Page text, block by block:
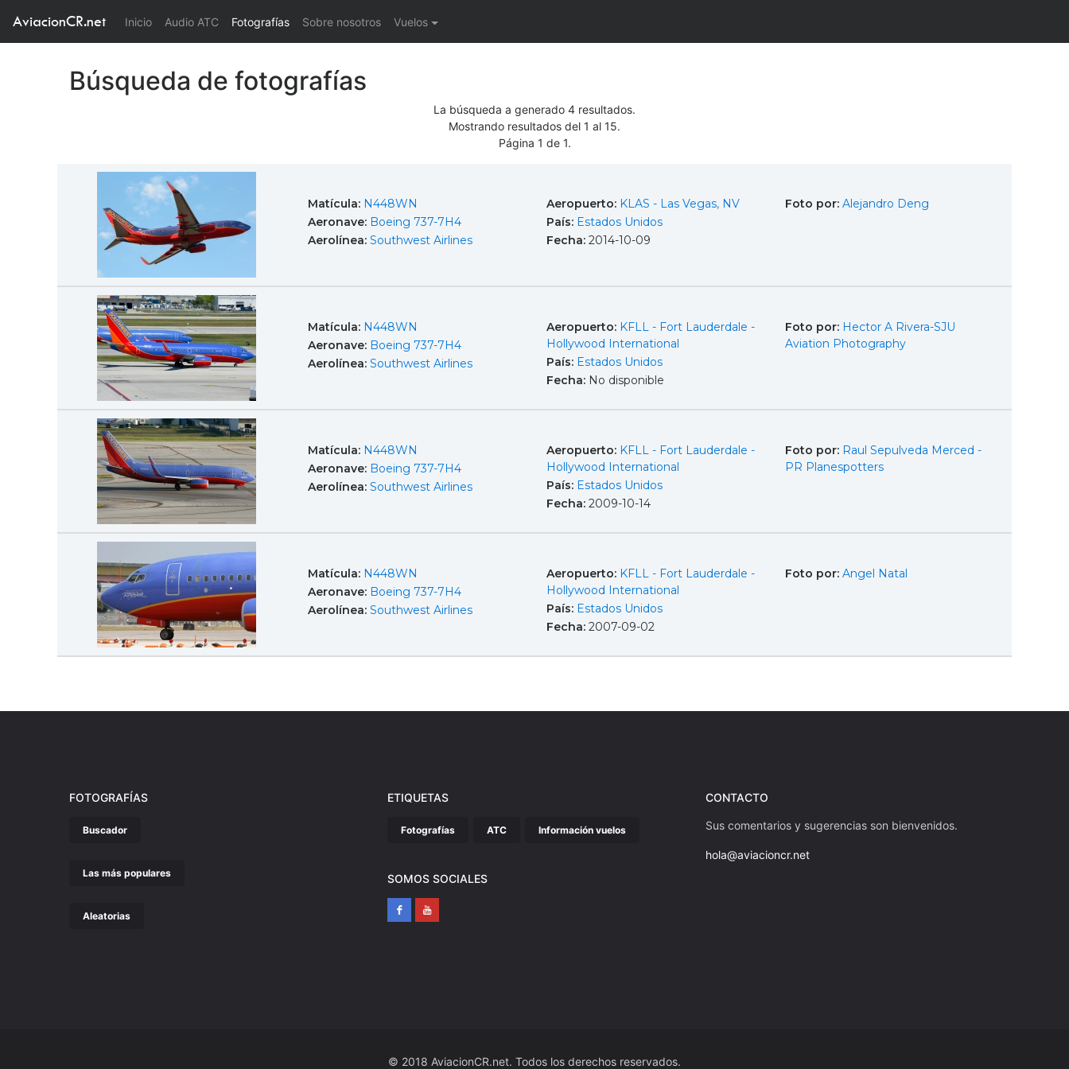
AviacionCR.net Inicio(current)
Audio ATC Fotografías Sobre nosotros Vuelos
Búsqueda de fotografías
La búsqueda a generado 4 resultados.
Mostrando resultados del 1 al 15.
Página 1 de 1.
Matícula: N448WN
Aeronave: Boeing 737-7H4
Aerolínea: Southwest Airlines
Aeropuerto: KLAS - Las Vegas, NV
País: Estados Unidos
Fecha: 2014-10-09
Foto por: Alejandro Deng
Matícula: N448WN
Aeronave: Boeing 737-7H4
Aerolínea: Southwest Airlines
Aeropuerto: KFLL - Fort Lauderdale -
Hollywood International
País: Estados Unidos
Fecha: No disponible
Foto por: Hector A Rivera-SJU
Aviation Photography
Matícula: N448WN
Aeronave: Boeing 737-7H4
Aerolínea: Southwest Airlines
Aeropuerto: KFLL - Fort Lauderdale -
Hollywood International
País: Estados Unidos
Fecha: 2009-10-14
Foto por: Raul Sepulveda Merced -
PR Planespotters
Matícula: N448WN
Aeronave: Boeing 737-7H4
Aerolínea: Southwest Airlines
Aeropuerto: KFLL - Fort Lauderdale -
Hollywood International
País: Estados Unidos
Fecha: 2007-09-02
Foto por: Angel Natal
FOTOGRAFÍAS
Buscador
Las más populares
Aleatorias
ETIQUETAS
Fotografías ATC Información vuelos
SOMOS SOCIALES
CONTACTO
Sus comentarios y sugerencias son bienvenidos.
hola@aviacioncr.net
© 2018 AviacionCR.net. Todos los derechos reservados.